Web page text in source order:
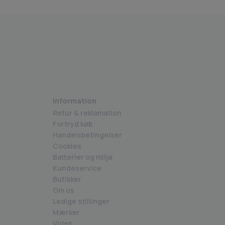
Information
Retur & reklamation
Fortryd køb
Handelsbetingelser
Cookies
Batterier og miljø
Kundeservice
Butikker
Om os
Ledige stillinger
Mærker